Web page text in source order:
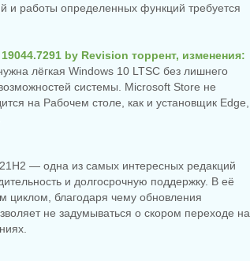
и работы определенных функций требуется
by Revision торрент, изменения:
лёгкая Windows 10 LTSC без лишнего
системы. Microsoft Store не
на Рабочем столе, как и установщик Edge,
— одна из самых интересных редакций
и долгосрочную поддержку. В её
циклом, благодаря чему обновления
не задумываться о скором переходе на